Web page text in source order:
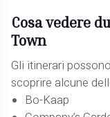
Cosa vedere
Town
Gli itinerari
scoprire alcune
Bo-Kaap